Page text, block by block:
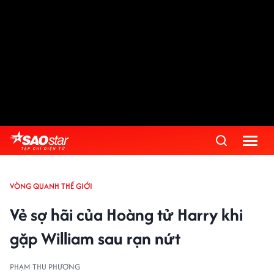
VÒNG QUANH THẾ GIỚI
Vẻ sợ hãi của Hoàng tử Harry khi
gặp William sau rạn nứt
PHẠM THU PHƯƠNG